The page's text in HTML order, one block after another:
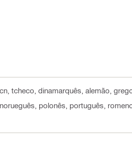
cn, tcheco, dinamarquês, alemão,
polonês, português,